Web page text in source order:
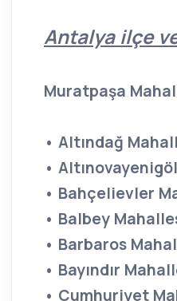
Antalya ilçe
Muratpaşa
• Altındağ
•
• Bahçelievler
• Balbey
• Barbaros
• Bayındır
• Cumhuriyet